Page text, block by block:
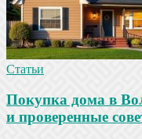
Статьи
Покупка дома в
и проверенные